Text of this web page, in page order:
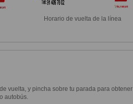
Horario de vuelta de la línea
vuelta, y pincha sobre tu parada para obtener
autobús.